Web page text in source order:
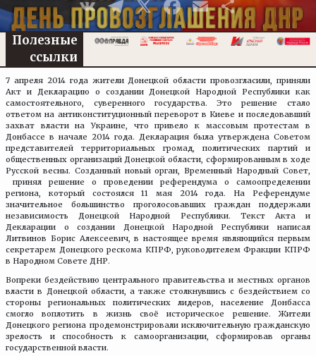
7 апреля 2014 года жители Донецкой области провозгласили, приняли
Акт и Декларацию о создании Донецкой Народной Республики как
самостоятельного, суверенного государства. Это решение стало
ответом на антиконституционный переворот в Киеве и последовавший
захват власти на Украине, что привело к массовым протестам в
Донбассе в начале 2014 года. Декларация была утверждена Советом
представителей территориальных громад, политических партий и
общественных организаций Донецкой области, сформированным в ходе
Русской весны. Созданный новый орган, Временный Народный Совет,
принял решение о проведении референдума о самоопределении
региона, который состоялся 11 мая 2014 года. На Референдуме
значительное большинство проголосовавших граждан поддержали
независимость Донецкой Народной Республики. Текст Акта и
Декларации о создании Донецкой Народной Республики написал
Литвинов Борис Алексеевич, в настоящее время являющийся первым
секретарем Донецкого рескома КПРФ, руководителем Фракции КПРФ
в Народном Совете ДНР.
Вопреки бездействию центрального правительства и местных органов
власти в Донецкой области, а также столкнувшись с бездействием со
стороны региональных политических лидеров, население Донбасса
смогло воплотить в жизнь своё историческое решение. Жители
Донецкого региона продемонстрировали исключительную гражданскую
зрелость и способность к самоорганизации, сформировав органы
государственной власти.
Полезные
ссылки